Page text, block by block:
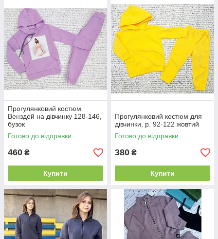
Прогулянковий костюм
Венздей на дівчинку 128-146,
бузок
Готово до відправки
460 ₴
Купити
Прогулянковий костюм для
дівчинки, р. 92-122 жовтий
Готово до відправки
380 ₴
Купити